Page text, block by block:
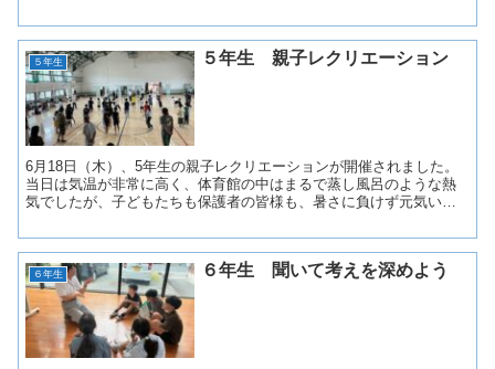
５年生 ５年生 親子レクリエーション
6月18日（木）、5年生の親子レクリエーションが開催されました。
当日は気温が非常に高く、体育館の中はまるで蒸し風呂のような熱
気でしたが、子どもたちも保護者の皆様も、暑さに負けず元気いっ
６年生 ６年生 聞いて考えを深めよう